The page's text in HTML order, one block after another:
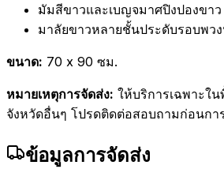
มัมสีขาวและเบญจมาศปิงปองขาว
มาลัยขาวหลายชั้นประดับรอบพว
ขนาด: 70 x 90 ซม.
หมายเหตุการจัดส่ง: ให้บริการเฉพาะใ
จังหวัดอื่นๆ โปรดติดต่อสอบถามก่อนกา
ข้อมูลการจัดส่ง